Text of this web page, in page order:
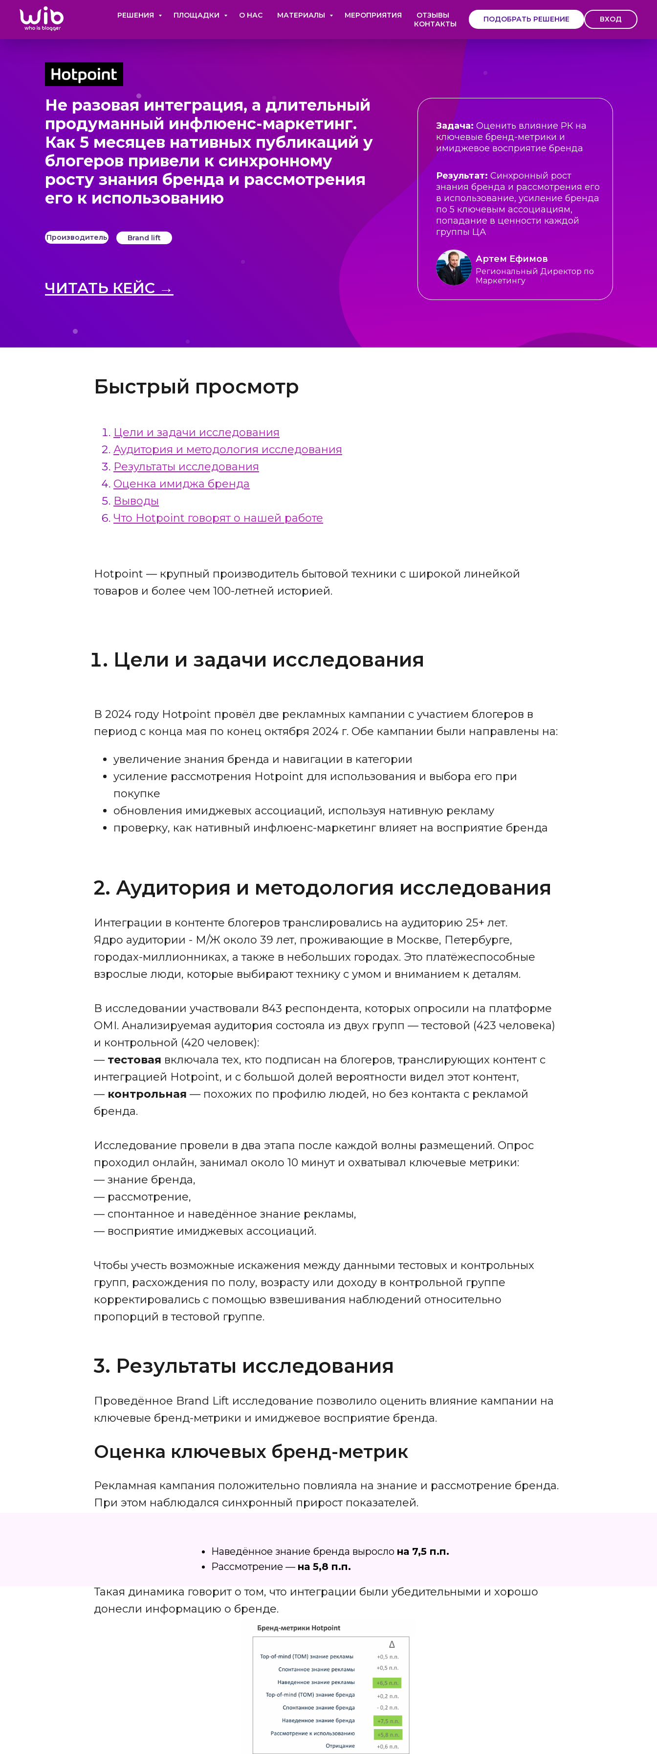
РЕШЕНИЯ ПЛОЩАДКИ О НАС МАТЕРИАЛЫ МЕРОПРИЯТИЯ
ОТЗЫВЫ
КОНТАКТЫ
ПОДОБРАТЬ РЕШЕНИЕ ВХОД
Не разовая интеграция, а длительный
продуманный инфлюенс-маркетинг.
Как 5 месяцев нативных публикаций у
блогеров привели к синхронному
росту знания бренда и рассмотрения
его к использованию
Brand lift
Производитель
Задача: Оценить влияние РК на
ключевые бренд-метрики и
имиджевое восприятие бренда
ЧИТАТЬ КЕЙС →
Результат: Синхронный рост
знания бренда и рассмотрения его
в использование, усиление бренда
по 5 ключевым ассоциациям,
попадание в ценности каждой
группы ЦА
Артем Ефимов
Региональный Директор по
Маркетингу
Быстрый просмотр
Цели и задачи исследования
Аудитория и методология исследования
Результаты исследования
Оценка имиджа бренда
Выводы
Что Hotpoint говорят о нашей работе
Hotpoint — крупный производитель бытовой техники с широкой линейкой
товаров и более чем 100-летней историей.
Цели и задачи исследования
В 2024 году Hotpoint провёл две рекламных кампании с участием блогеров в
период с конца мая по конец октября 2024 г. Обе кампании были направлены на:
увеличение знания бренда и навигации в категории
усиление рассмотрения Hotpoint для использования и выбора его при
покупке
обновления имиджевых ассоциаций, используя нативную рекламу
проверку, как нативный инфлюенс-маркетинг влияет на восприятие бренда
2. Аудитория и методология исследования
Интеграции в контенте блогеров транслировались на аудиторию 25+ лет.
Ядро аудитории - М/Ж около 39 лет, проживающие в Москве, Петербурге,
городах-миллионниках, а также в небольших городах. Это платёжеспособные
взрослые люди, которые выбирают технику с умом и вниманием к деталям.
В исследовании участвовали 843 респондента, которых опросили на платформе
OMI. Анализируемая аудитория состояла из двух групп — тестовой (423 человека)
и контрольной (420 человек):
— тестовая включала тех, кто подписан на блогеров, транслирующих контент с
интеграцией Hotpoint, и с большой долей вероятности видел этот контент,
— контрольная — похожих по профилю людей, но без контакта с рекламой
бренда.
Исследование провели в два этапа после каждой волны размещений. Опрос
проходил онлайн, занимал около 10 минут и охватывал ключевые метрики:
— знание бренда,
— рассмотрение,
— спонтанное и наведённое знание рекламы,
— восприятие имиджевых ассоциаций.
Чтобы учесть возможные искажения между данными тестовых и контрольных
групп, расхождения по полу, возрасту или доходу в контрольной группе
корректировались с помощью взвешивания наблюдений относительно
пропорций в тестовой группе.
3. Результаты исследования
Проведённое Brand Lift исследование позволило оценить влияние кампании на
ключевые бренд-метрики и имиджевое восприятие бренда.
Оценка ключевых бренд-метрик
Рекламная кампания положительно повлияла на знание и рассмотрение бренда.
При этом наблюдался синхронный прирост показателей.
Наведённое знание бренда выросло на 7,5 п.п.
Рассмотрение — на 5,8 п.п.
Такая динамика говорит о том, что интеграции были убедительными и хорошо
донесли информацию о бренде.